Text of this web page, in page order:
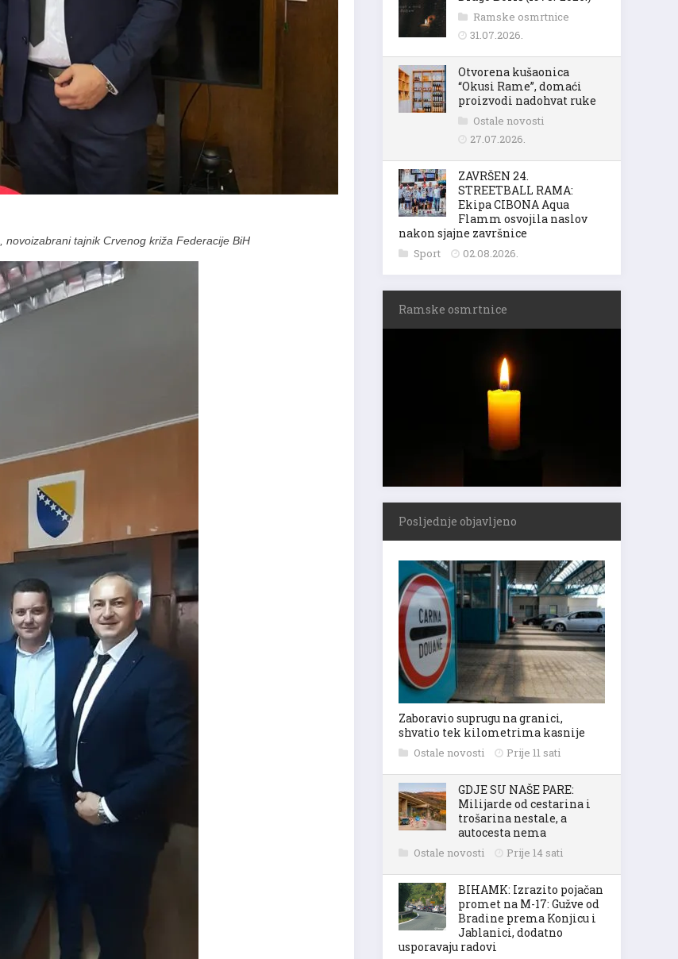
tajnik Crvenog križa Federacije BiH
Ramske osmrtnice
31.07.2026.
Otvorena kušaonica
“Okusi Rame”, domaći
proizvodi nadohvat ruke
Ostale novosti
27.07.2026.
ZAVRŠEN 24.
STREETBALL RAMA:
Ekipa CIBONA Aqua
Flamm osvojila naslov
nakon sjajne završnice
Sport 02.08.2026.
Ramske osmrtnice
Posljednje objavljeno
Zaboravio suprugu na granici,
shvatio tek kilometrima kasnije
Ostale novosti Prije 11 sati
GDJE SU NAŠE PARE:
Milijarde od cestarina i
trošarina nestale, a
autocesta nema
Ostale novosti Prije 14 sati
BIHAMK: Izrazito pojačan
promet na M-17: Gužve od
Bradine prema Konjicu i
Jablanici, dodatno
usporavaju radovi